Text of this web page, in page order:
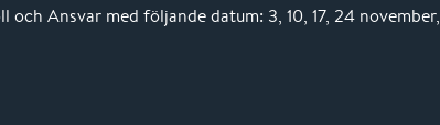
och Ansvar med följande datum: 3, 10, 17, 24 november,